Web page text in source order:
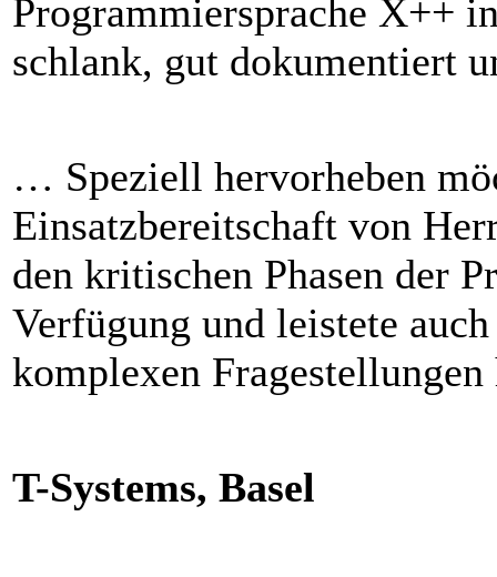
Programmiersprache X++
schlank, gut dokumentiert
… Speziell hervorheben
Einsatzbereitschaft von
den kritischen Phasen der
Verfügung und leistete
komplexen
T-Systems, Basel